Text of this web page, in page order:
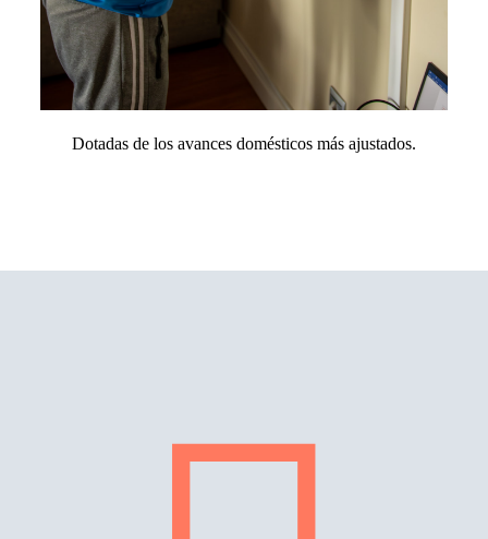
Dotadas de los avances domésticos más ajustados.